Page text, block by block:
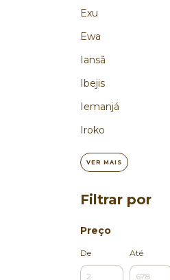
Exu
Ewa
Iansã
Ibejis
Iemanjá
Iroko
VER MAIS
Filtrar por
Preço
De Até